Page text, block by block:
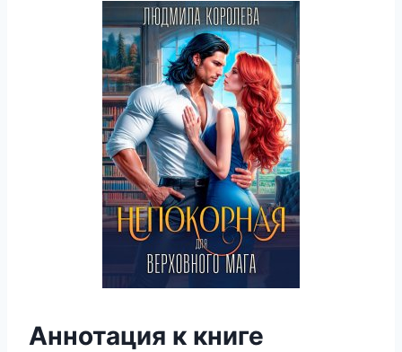
Аннотация к книге